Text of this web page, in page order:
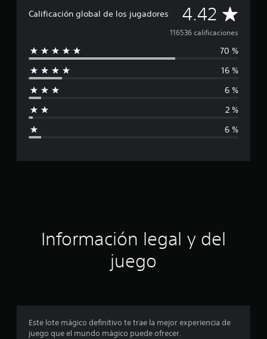
Calificación global de los jugadores 4.42 C
a
a
ó
o
116536 calificaciones
70 %
16 %
6 %
2 %
6 %
Información legal y del
juego
Este lote mágico definitivo te trae la mejor experiencia de
juego que el mundo mágico puede ofrecer.